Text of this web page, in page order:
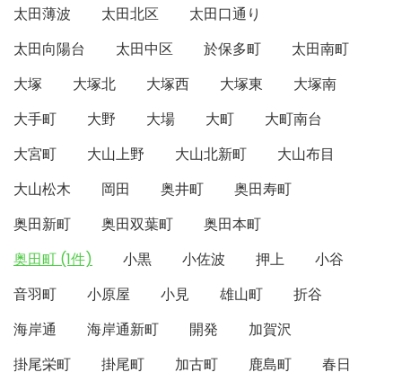
太田薄波
太田北区
太田口通り
太田向陽台
太田中区 於保多町
太田南町
大塚
大塚北 大塚西 大塚東
大塚南
大手町
大野 大場 大町
大町南台
大宮町
大山上野 大山北新町
大山布目
大山松木
岡田 奥井町
奥田寿町
奥田新町
奥田双葉町
奥田本町
奥田町 (1件)
小黒 小佐波 押上
小谷
音羽町
小原屋 小見 雄山町
折谷
海岸通
海岸通新町 開発
加賀沢
掛尾栄町
掛尾町 加古町 鹿島町
春日